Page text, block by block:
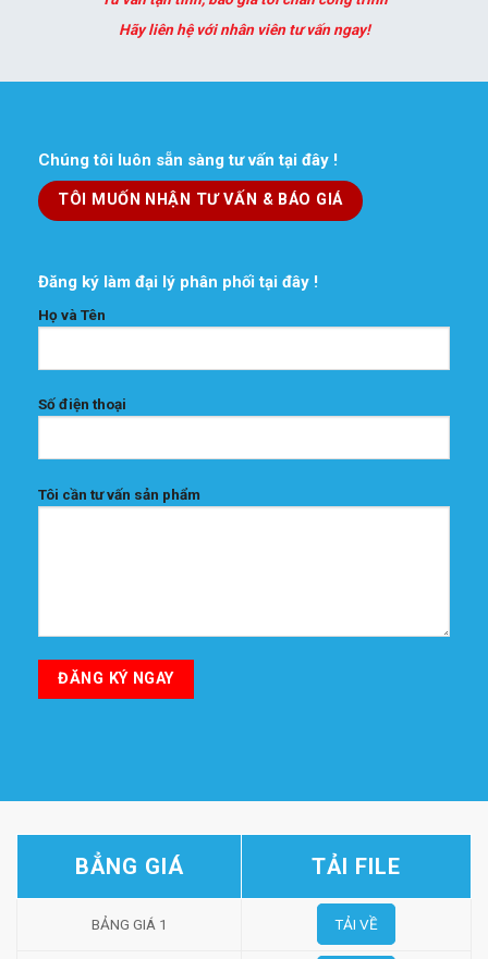
Hãy liên hệ với nhân viên tư vấn ngay!
Chúng tôi luôn sẵn sàng tư vấn tại đây !
TÔI MUỐN NHẬN TƯ VẤN & BÁO GIÁ
Đăng ký làm đại lý phân phối tại đây !
Họ và Tên
Số điện thoại
Tôi cần tư vấn sản phẩm
BẲNG GIÁ TẢI FILE
BẢNG GIÁ 1 TẢI VỀ